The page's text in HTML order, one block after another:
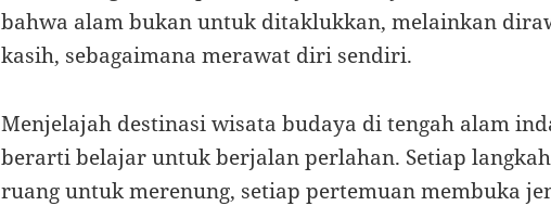
bahwa alam bukan untuk ditaklukkan, melainkan
kasih, sebagaimana merawat diri sendiri.
Menjelajah destinasi wisata budaya di tengah alam
berarti belajar untuk berjalan perlahan. Setiap
ruang untuk merenung, setiap pertemuan membuka